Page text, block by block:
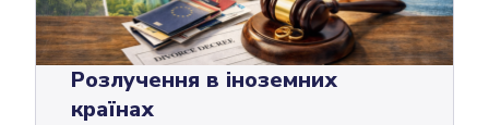
Розлучення в іноземних
країнах